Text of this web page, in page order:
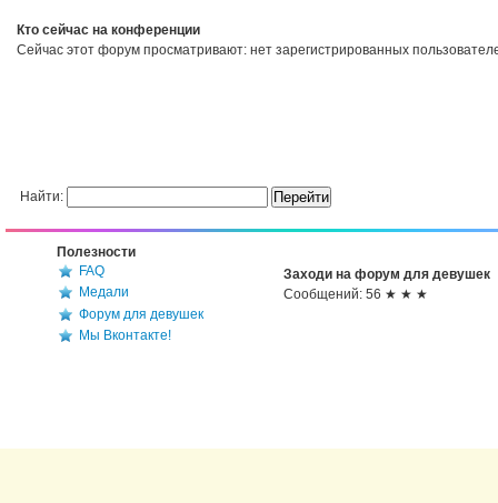
Кто сейчас на конференции
Сейчас этот форум просматривают: нет зарегистрированных
Найти:
Полезности
FAQ
Медали
Форум для девушек
Мы Вконтакте!
Заходи на форум для девушек
Сообщений: 56 ★ ★ ★